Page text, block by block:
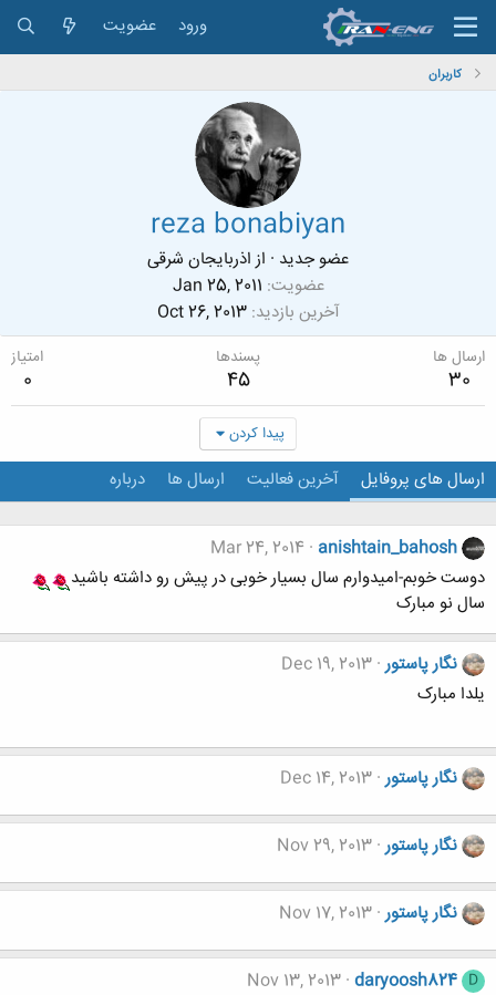
ورود عضویت
کاربران
reza bonabiyan
عضو جدید · از اذربایجان شرقی
عضویت Jan 25, 2011
آخرین بازدید Oct 26, 2013
ارسال ها
30
پسندها
45
امتیاز
0
پیدا کردن
ارسال های پروفایل آخرین فعالیت ارسال ها درباره
anishtain_bahosh
Mar 24, 2014
دوست خوبم-امیدوارم سال بسیار خوبی در پیش رو داشته باشید
سال نو مبارک
نگار پاستور Dec 19, 2013
یلدا مبارک
نگار پاستور Dec 14, 2013
نگار پاستور Nov 29, 2013
نگار پاستور Nov 17, 2013
D
daryoosh824
Nov 13, 2013